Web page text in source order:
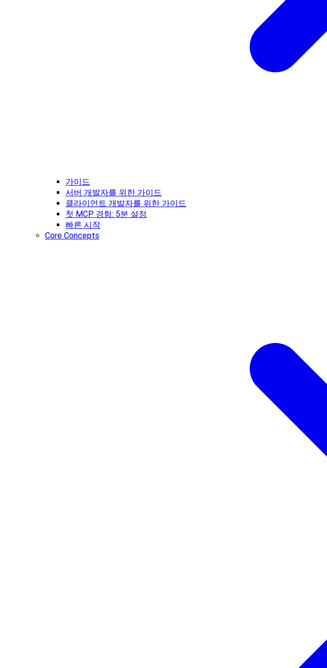
가이드
서버 개발자를 위한 가이드
클라이언트 개발자를 위한 가이드
첫 MCP 경험: 5분 설정
빠른 시작
Core Concepts